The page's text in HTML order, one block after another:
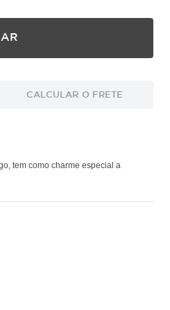
CALCULAR O FRETE
tem como charme especial a